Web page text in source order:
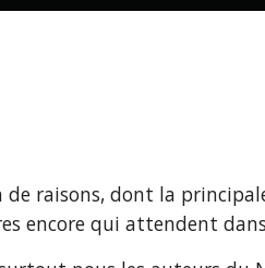
de raisons, dont la
encore qui attendent